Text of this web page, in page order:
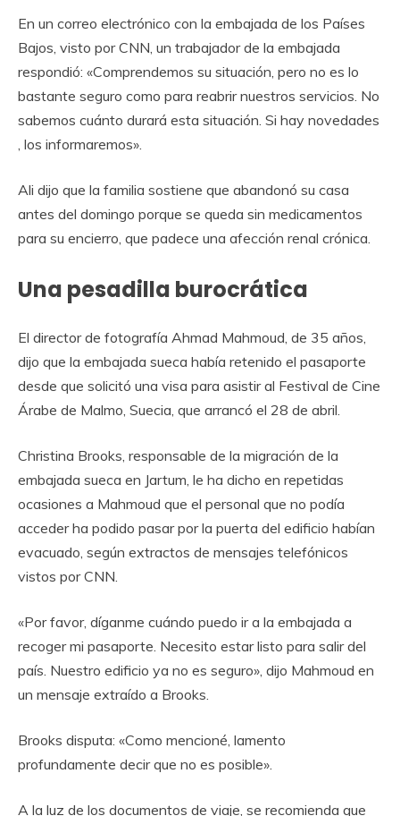
En un correo electrónico con la embajada de los Países
Bajos, visto por CNN, un trabajador de la embajada
respondió: «Comprendemos su situación, pero no es lo
bastante seguro como para reabrir nuestros servicios. No
sabemos cuánto durará esta situación. Si hay novedades
, los informaremos».
Ali dijo que la familia sostiene que abandonó su casa
antes del domingo porque se queda sin medicamentos
para su encierro, que padece una afección renal crónica.
Una pesadilla burocrática
El director de fotografía Ahmad Mahmoud, de 35 años,
dijo que la embajada sueca había retenido el pasaporte
desde que solicitó una visa para asistir al Festival de Cine
Árabe de Malmo, Suecia, que arrancó el 28 de abril.
Christina Brooks, responsable de la migración de la
embajada sueca en Jartum, le ha dicho en repetidas
ocasiones a Mahmoud que el personal que no podía
acceder ha podido pasar por la puerta del edificio habían
evacuado, según extractos de mensajes telefónicos
vistos por CNN.
«Por favor, díganme cuándo puedo ir a la embajada a
recoger mi pasaporte. Necesito estar listo para salir del
país. Nuestro edificio ya no es seguro», dijo Mahmoud en
un mensaje extraído a Brooks.
Brooks disputa: «Como mencioné, lamento
profundamente decir que no es posible».
A la luz de los documentos de viaje, se recomienda que